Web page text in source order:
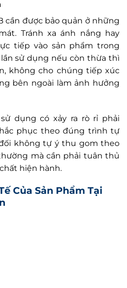
cần được bảo quản ở những
Tránh xa ánh nắng hay
tiếp vào sản phẩm trong
sử dụng nếu còn thừa thì
không cho chúng tiếp xúc
bên ngoài làm ảnh hưởng
dụng có xảy ra rò rỉ phải
phục theo đúng trình tự
không tự ý thu gom theo
mà cần phải tuân thủ
hiện hành.
Của Sản Phẩm Tại